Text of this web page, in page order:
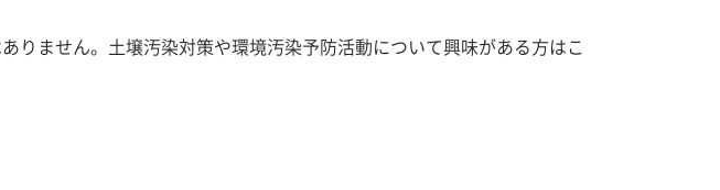
りません。土壌汚染対策や環境汚染予防活動について興味がある方はこ